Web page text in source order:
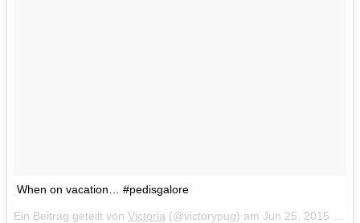
When on vacation… #pedisgalore
Ein Beitrag geteilt von Victoria (@victorypug) am Jun 25, 2015 um 6:14 PDT